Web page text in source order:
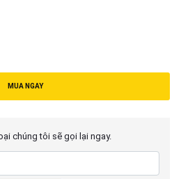
MUA NGAY
chúng tôi sẽ gọi lại ngay.